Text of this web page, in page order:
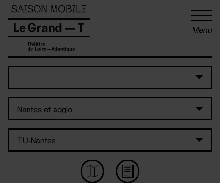
Menu
Panneau de gestion des cookies